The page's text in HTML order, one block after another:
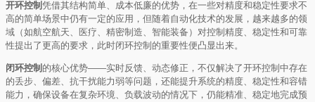
开环控制 凭借其结构简单、成本低廉的优势，在一些对精度和稳定性要求不
高的简单场景中仍有一定的应用，但随着自动化技术的发展，越来越多的领
域（如航空航天、医疗、精密制造、智能装备）对控制精度、稳定性和可靠
性提出了更高的要求，此时闭环控制的重要性便凸显出来。
闭环控制 的核心优势——实时反馈、动态修正，不仅解决了开环控制中存在
的丢步、偏差、抗干扰能力弱等问题，还能提升系统的精度、稳定性和容错
能力，确保设备在复杂环境、负载波动的情况下，仍能精准、稳定地完成预